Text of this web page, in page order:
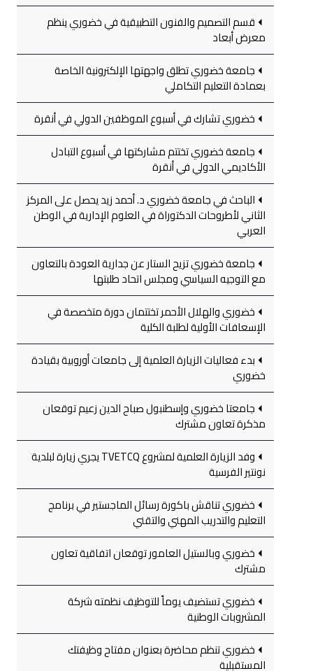
قسم التصميم والفنون التطبيقية في خضوري ينظم
معرض أبعاد
جامعة خضوري تطلق واجهتها الإلكترونية الخاصة
بعمادة التعليم التكاملي
خضوري تشارك في أسبوع الموظفين الدولي في أنقرة
جامعة خضوري تختتم مشاركتها في أسبوع التبادل
الأكاديمي الدولي في أنقرة
الباحث في جامعة خضوري د. أحمد زيد يحصل على المركز
الثاني لأطروحات الدكتوراة في العلوم الإدارية في الوطن
العربي
جامعة خضوري تزيح الستار عن جدارية العودة بالتعاون
مع التوجيه السياسي ومجلس اتحاد طلبتها
خضوري والهلال الأحمر تختتمان دورة متخصصة في
الإسعافات الأولية لطلبة الكلية
بدء فعاليات الزيارة العلمية إلى جامعات أوروبية بقيادة
خضوري
جامعتا خضوري وإسطنبول صباح الدين زعيم توقعان
مذكرة تعاون مشترك
وفد الزيارة العلمية لمشروع TVETCQ يجري زيارة لبلدية
نونتير الفرسية
خضوري تناقش باكورة رسائل الماجستير في برنامج
التعليم والتدريب المهني والتقني
خضوري وبالستيل العامور توقعان اتفاقية تعاون
مشترك
خضوري تستضيف يوماً للتوظيف نظمته شركة
المشروبات الوطنية
خضوري تنظم محاضرة بعنوان مفتاح وظيفتك
المستقبلية